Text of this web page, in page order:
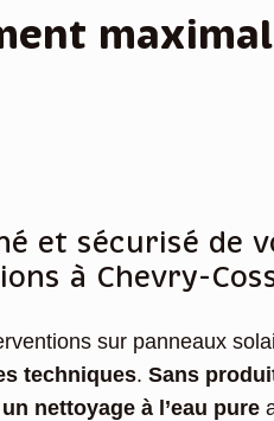
maximal
et sécurisé de
à Chevry-
sur panneaux
techniques. Sans
un nettoyage à l’eau pure